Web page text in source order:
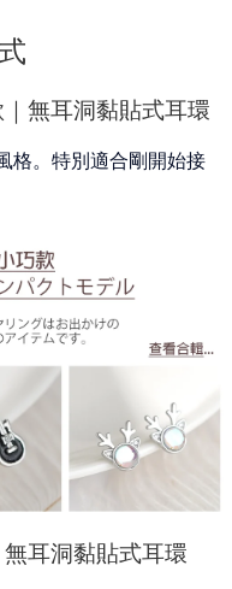
無耳洞黏貼式耳環
格。特別適合剛開始接
耳洞黏貼式耳環